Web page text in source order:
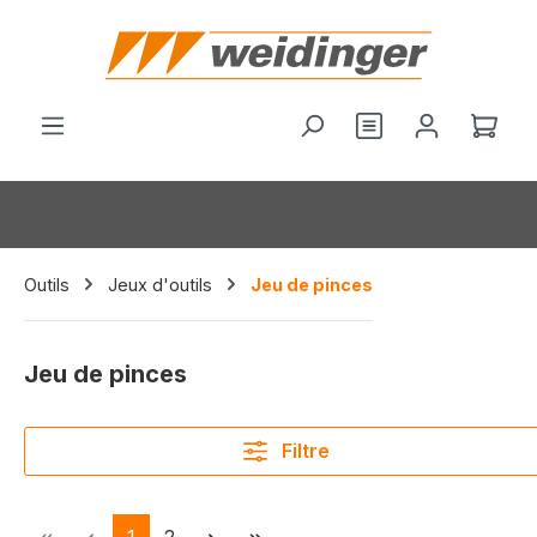
principal
Le
Outils Jeux d'outils Jeu de pinces
Jeu de pinces
Filtre